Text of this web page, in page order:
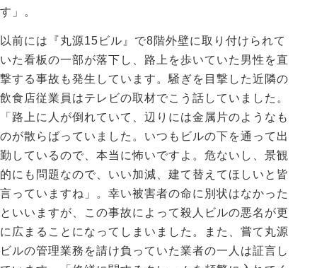
す」。
以前には『丸源15ビル』で8階外壁に取り付けられて
いた看板の一部が落下し、路上を歩いていた男性を直
撃する事故も発生しています。騒ぎを目撃した近隣の
飲食店従業員はテレビの取材でこう話していました。
「路上に人が倒れていて、辺りには金属片のようなも
のが散らばっていました。いつもビルの下を通って出
勤しているので、本当に怖いですよ。危ないし、景観
的にも問題なので、いい加減、建て替えてほしいと皆
言っていますね」。幸い被害者の命に別状はなかった
といいますが、この事故によって殺人ビルの悪名が更
に広まることになってしまいました。また、嘗て丸源
ビルの管理業務を請け負っていた業者の一人は証言し